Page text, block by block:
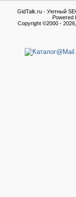
GidTalk.ru - Уютный
Powered
Copyright ©2000 -